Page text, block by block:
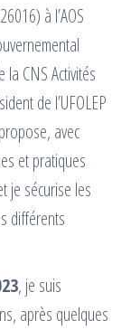
à l’AOS
la CNS Activités
de l’UFOLEP
avec
et pratiques
je sécurise les
différents
, je suis
après quelques